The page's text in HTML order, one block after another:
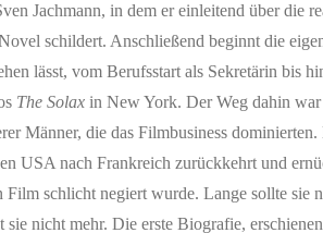
Jachmann, in dem er einleitend über die
schildert. Anschließend beginnt die
lässt, vom Berufsstart als Sekretärin bis
The Solax in New York. Der Weg dahin
Männer, die das Filmbusiness
USA nach Frankreich zurückkehrt und
schlicht negiert wurde. Lange sollte sie
nicht mehr. Die erste Biografie,